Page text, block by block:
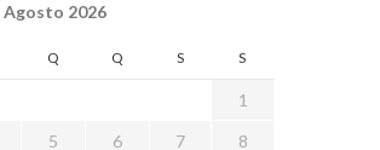
Agosto 2026
Q Q S S
1
5 6 7
8